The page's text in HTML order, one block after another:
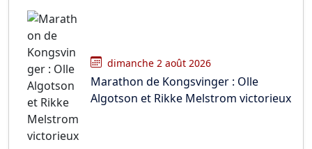
dimanche 2 août 2026
Marathon de Kongsvinger : Olle
Algotson et Rikke Melstrom victorieux